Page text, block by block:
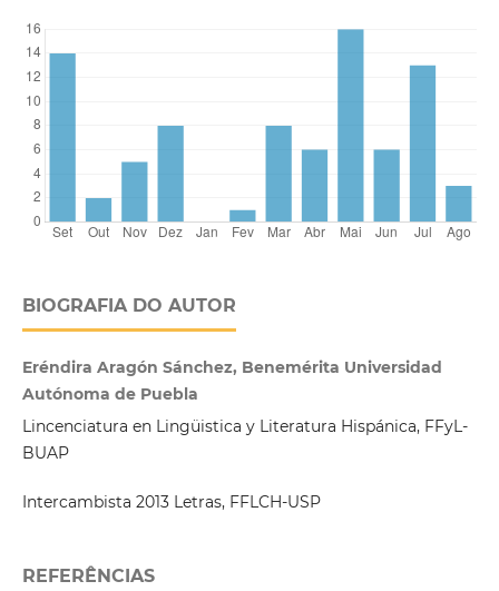
BIOGRAFIA DO AUTOR
Eréndira Aragón Sánchez, Benemérita Universidad
Autónoma de Puebla
Lincenciatura en Lingüistica y Literatura Hispánica, FFyL-
BUAP
Intercambista 2013 Letras, FFLCH-USP
REFERÊNCIAS